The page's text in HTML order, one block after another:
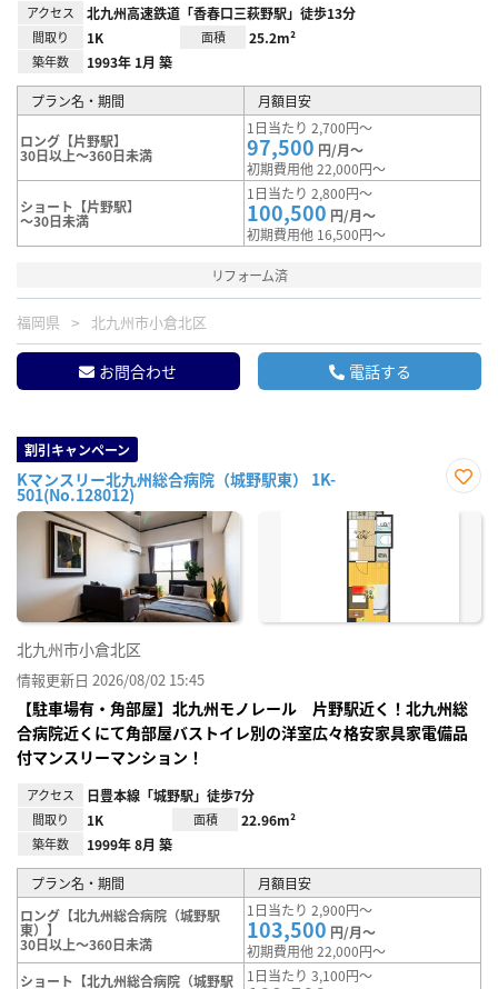
アクセス 北九州高速鉄道「香春口三萩野駅」徒歩13分
間取り 1K 面積 25.2m²
築年数 1993年 1月 築
プラン名・期間 月額目安
ロング【片野駅】
30日以上～360日未満
1日当たり 2,700円～
97,500 円/月～
初期費用他 22,000円～
ショート【片野駅】
～30日未満
1日当たり 2,800円～
100,500 円/月～
初期費用他 16,500円～
リフォーム済
福岡県 北九州市小倉北区
お問合わせ 電話する
割引キャンペーン
Kマンスリー北九州総合病院（城野駅東） 1K-
501(No.128012)
に入
北九州市小倉北区
情報更新日 2026/08/02 15:45
【駐車場有・角部屋】北九州モノレール 片野駅近く！北九州総
合病院近くにて角部屋バストイレ別の洋室広々格安家具家電備品
付マンスリーマンション！
アクセス 日豊本線「城野駅」徒歩7分
間取り 1K 面積 22.96m²
築年数 1999年 8月 築
プラン名・期間
月額目安
ロング【北九州総合病院（城野駅
東）】
30日以上～360日未満
1日当たり 2,900円～
103,500 円/月～
初期費用他 22,000円～
ショート【北九州総合病院（城野駅
1日当たり 3,100円～